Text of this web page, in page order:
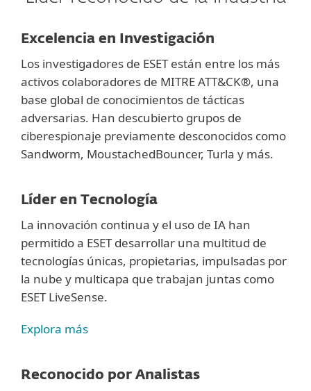
Excelencia en Investigación
Los investigadores de ESET están entre los más
activos colaboradores de MITRE ATT&CK®, una
base global de conocimientos de tácticas
adversarias. Han descubierto grupos de
ciberespionaje previamente desconocidos como
Sandworm, MoustachedBouncer, Turla y más.
Líder en Tecnología
La innovación continua y el uso de IA han
permitido a ESET desarrollar una multitud de
tecnologías únicas, propietarias, impulsadas por
la nube y multicapa que trabajan juntas como
ESET LiveSense.
Explora más
Reconocido por Analistas